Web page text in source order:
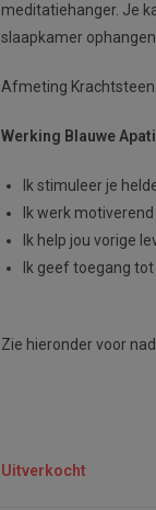
meditatiehanger. Je
slaapkamer ophangen.
Afmeting
Werking Blauwe
Ik stimuleer je
Ik werk
Ik help jou vorige
Ik geef toegang
Zie hieronder voor
Uitverkocht